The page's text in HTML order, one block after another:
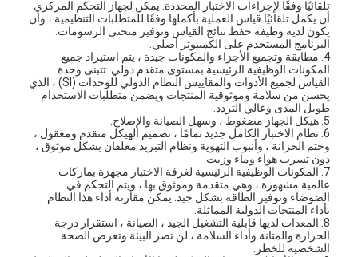
تلقائيًا وفقًا لإجراءات الاختبار المحددة. يمكن لجهاز التحكم المركزي
أن يكمل تلقائيًا قياس العملية بأكملها وفقًا للمتطلبات التنظيمية ، وأن
يكون لديه وظيفة حفظ نتائج القياس وتوفير منحنى الرسومات.
البرنامج المستخدم على الكمبيوتر أصلي.
4. مطابقة وتجميع الأجزاء والمكونات جيدة ، يتم استيراد جميع
المكونات الوظيفية الرئيسية بمستوى متقدم دولي. تتبنى وحدة
القياس لجميع الأدوات والمقاييس النظام الدولي للوحدات (SI) ، الذي
يحسن من سلامة وموثوقية المنتجات ويضمن متطلبات الاستخدام
طويل المدى وعالي التردد.
5. هيكل الجهاز مضغوط ، وسهل الصيانة والإصلاح.
6. نظام الاختبار الكامل جديد تمامًا ، تصميم الهيكل متقدم ومعقول ،
وختم الخزانة ، وأنبوب التهوية ونظام التبريد مغلقان بشكل موثوق ،
دون تسرب هواء وماء وزيت.
7. المكونات الوظيفية الرئيسية لغرفة الاختبار مجهزة بماركات
عالمية مشهورة ، وهي متقدمة وموثوق بها ، ويتم التحكم في
الضوضاء وتوفير الطاقة بشكل جيد. يمكن مقارنة أداء هذا النظام
بأداء المنتجات الدولية المماثلة.
8. المعدات لديها قابلية التشغيل الجيد ، الصيانة ، استقرار درجة
الحرارة والمتانة وأداء السلامة ، لن تضر البيئة وتعرض الصحة
الشخصية للخطر.